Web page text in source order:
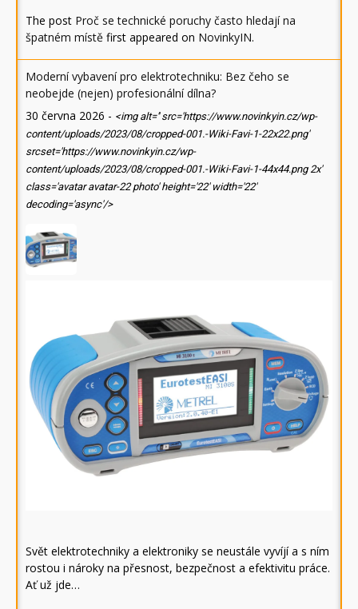
The post Proč se technické poruchy často hledají na
špatném místě first appeared on NovinkyIN.
Moderní vybavení pro elektrotechniku: Bez čeho se
neobejde (nejen) profesionální dílna?
30 června 2026 - <img alt='' src='https://www.novinkyin.cz/wp-
content/uploads/2023/08/cropped-001.-Wiki-Favi-1-22x22.png'
srcset='https://www.novinkyin.cz/wp-
content/uploads/2023/08/cropped-001.-Wiki-Favi-1-44x44.png 2x'
class='avatar avatar-22 photo' height='22' width='22'
decoding='async'/>
Svět elektrotechniky a elektroniky se neustále vyvíjí a s ním
rostou i nároky na přesnost, bezpečnost a efektivitu práce.
Ať už jde…